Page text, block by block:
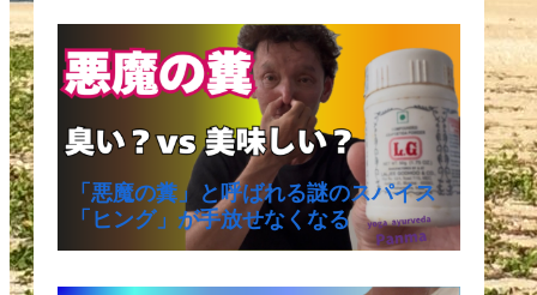
「悪魔の糞」と呼ばれる謎のスパイス
「ヒング」が手放せなくなる